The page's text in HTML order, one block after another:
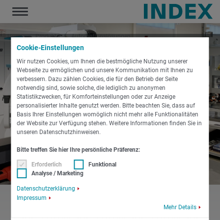
Cookie-Einstellungen
Wir nutzen Cookies, um Ihnen die bestmögliche Nutzung unserer
Webseite zu ermöglichen und unsere Kommunikation mit Ihnen zu
verbessern. Dazu zählen Cookies, die für den Betrieb der Seite
notwendig sind, sowie solche, die lediglich zu anonymen
Statistikzwecken, für Komforteinstellungen oder zur Anzeige
personalisierter Inhalte genutzt werden. Bitte beachten Sie, dass auf
Basis Ihrer Einstellungen womöglich nicht mehr alle Funktionalitäten
der Website zur Verfügung stehen. Weitere Informationen finden Sie in
unseren Datenschutzhinweisen.
Bitte treffen Sie hier Ihre persönliche Präferenz:
Erforderlich
Funktional
Analyse / Marketing
Datenschutzerklärung
Impressum
Mehr Details
Toggle
navigation
Home Produkte
Automationslösungen
Kundenspezifische Lösungen